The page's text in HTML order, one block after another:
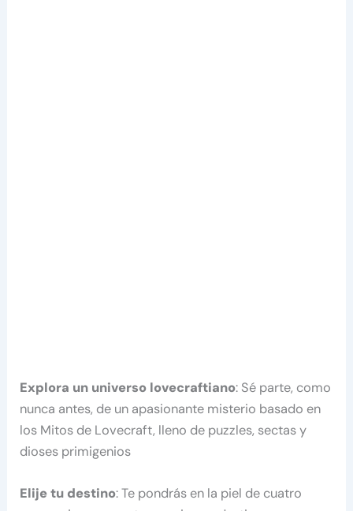
Explora un universo lovecraftiano: Sé parte, como
nunca antes, de un apasionante misterio basado en
los Mitos de Lovecraft, lleno de puzzles, sectas y
dioses primigenios
Elije tu destino: Te pondrás en la piel de cuatro